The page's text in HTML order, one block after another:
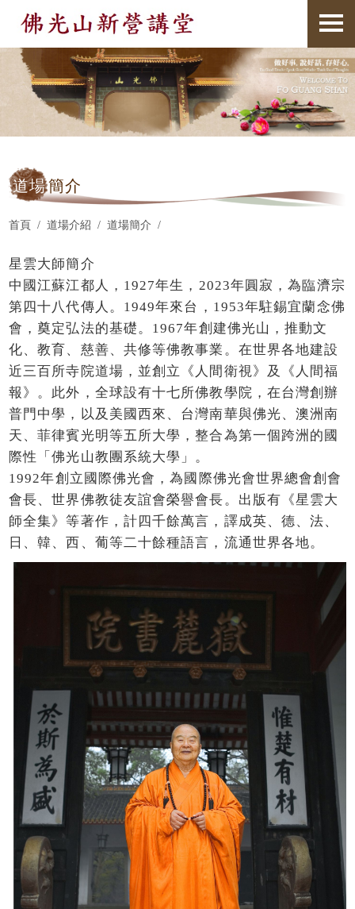
道場簡介
首頁 道場介紹 道場簡介
星雲大師簡介
中國江蘇江都人，1927年生，2023年圓寂，為臨濟宗
第四十八代傳人。1949年來台，1953年駐錫宜蘭念佛
會，奠定弘法的基礎。1967年創建佛光山，推動文
化、教育、慈善、共修等佛教事業。在世界各地建設
近三百所寺院道場，並創立《人間衛視》及《人間福
報》。此外，全球設有十七所佛教學院，在台灣創辦
普門中學，以及美國西來、台灣南華與佛光、澳洲南
天、菲律賓光明等五所大學，整合為第一個跨洲的國
際性「佛光山教團系統大學」。
1992年創立國際佛光會，為國際佛光會世界總會創會
會長、世界佛教徒友誼會榮譽會長。出版有《星雲大
師全集》等著作，計四千餘萬言，譯成英、德、法、
日、韓、西、葡等二十餘種語言，流通世界各地。